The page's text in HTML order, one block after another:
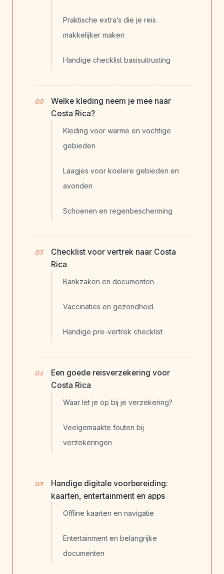
Praktische extra’s die je reis
makkelijker maken
Handige checklist basisuitrusting
Welke kleding neem je mee naar
Costa Rica?
Kleding voor warme en vochtige
gebieden
Laagjes voor koelere gebieden en
avonden
Schoenen en regenbescherming
Checklist voor vertrek naar Costa
Rica
Bankzaken en documenten
Vaccinaties en gezondheid
Handige pre-vertrek checklist
Een goede reisverzekering voor
Costa Rica
Waar let je op bij je verzekering?
Veelgemaakte fouten bij
verzekeringen
Handige digitale voorbereiding:
kaarten, entertainment en apps
Offline kaarten en navigatie
Entertainment en belangrijke
documenten